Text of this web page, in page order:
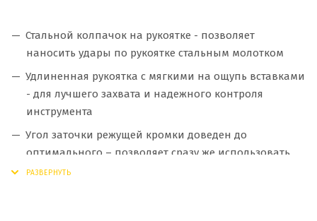
Стальной колпачок на рукоятке - позволяет
наносить удары по рукоятке стальным молотком
Удлиненная рукоятка с мягкими на ощупь вставками
- для лучшего захвата и надежного контроля
инструмента
Угол заточки режущей кромки доведен до
оптимального – позволяет сразу же использовать
стамеску в работе без дополнительной заточки